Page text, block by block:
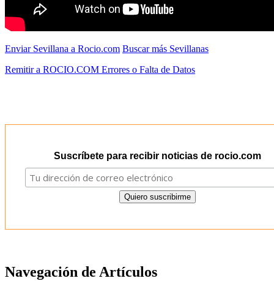
Enviar Sevillana a Rocio.com Buscar más Sevillanas
Remitir a ROCIO.COM Errores o Falta de Datos
Suscríbete para recibir noticias de rocio.com
Navegación de Artículos